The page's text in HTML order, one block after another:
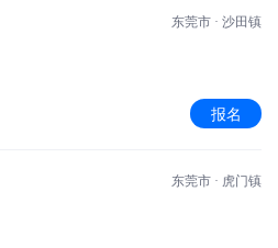
东莞市 · 沙田镇
报名
东莞市 · 虎门镇